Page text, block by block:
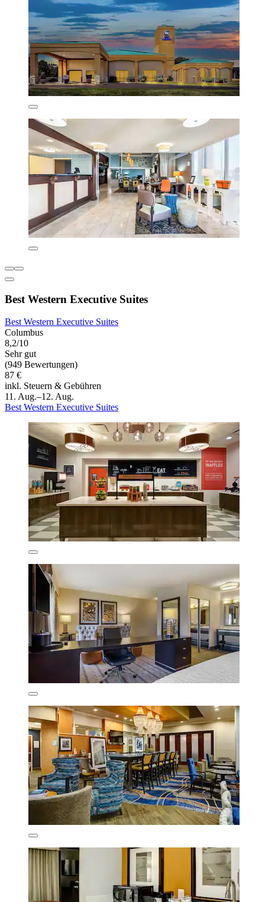
Best Western Executive Suites
Best Western Executive Suites
Columbus
8,2/10
Sehr gut
(949 Bewertungen)
87 €
inkl. Steuern & Gebühren
11. Aug.–12. Aug.
Best Western Executive Suites